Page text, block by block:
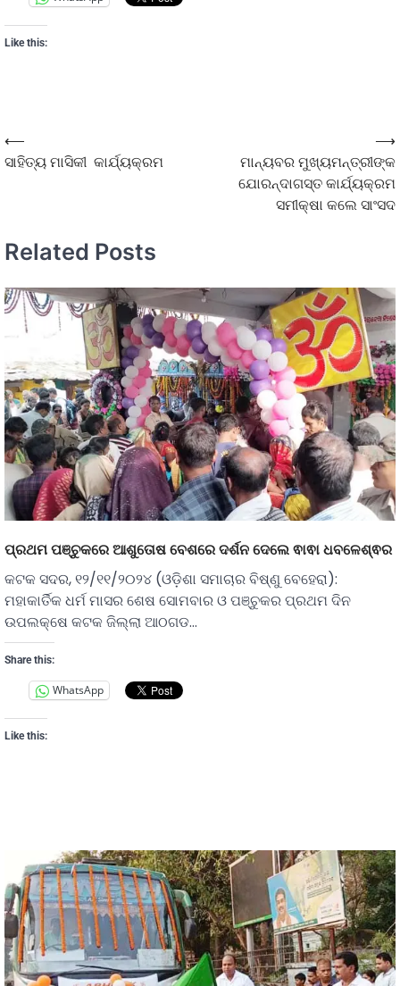
Like this:
⟵
ସାହିତ୍ୟ ମାସିକୀ କାର୍ଯ୍ୟକ୍ରମ
ମାନ୍ୟବର ମୁଖ୍ୟମନ୍ତ୍ରୀଙ୍କ
ଯୋରନ୍ଦାଗସ୍ତ କାର୍ଯ୍ୟକ୍ରମ
ସମୀକ୍ଷା କଲେ ସାଂସଦ
⟶
Related Posts
ପ୍ରଥମ ପଞ୍ଚୁକରେ ଆଶୁତୋଷ ବେଶରେ ଦର୍ଶନ ଦେଲେ ଵାଵା ଧବଳେଶ୍ଵର
କଟକ ସଦର, ୧୨/୧୧/୨୦୨୪ (ଓଡ଼ିଶା ସମାଚାର ବିଷ୍ଣୁ ବେହେରା):
ମହାକାର୍ତିକ ଧର୍ମ ମାସର ଶେଷ ସୋମବାର ଓ ପଞ୍ଚୁକର ପ୍ରଥମ ଦିନ
ଉପଲକ୍ଷେ କଟକ ଜିଲ୍ଲା ଆଠଗଡ…
Share this:
WhatsApp
Like this: